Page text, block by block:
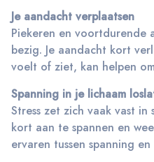
Je aandacht verplaatsen
Piekeren en voortdurende
bezig. Je aandacht kort
voelt of ziet, kan helpen
Spanning in je lichaam
Stress zet zich vaak vast
kort aan te spannen en
ervaren tussen spanning